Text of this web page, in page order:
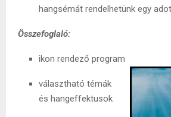
hangsémát rendelhetünk egy
Összefoglaló:
ikon rendező program
választható témák
és hangeffektusok